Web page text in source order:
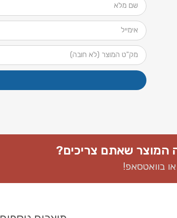
המוצר שאתם צריכים?
בוואטסאפ​!